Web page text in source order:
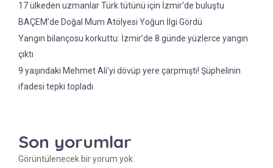
17 ülkeden uzmanlar Türk tütünü için İzmir’de buluştu
BAÇEM’de Doğal Mum Atölyesi Yoğun İlgi Gördü
Yangın bilançosu korkuttu: İzmir’de 8 günde yüzlerce yangın
çıktı
9 yaşındaki Mehmet Ali’yi dövüp yere çarpmıştı! Şüphelinin
ifadesi tepki topladı
Son yorumlar
Görüntülenecek bir yorum yok.